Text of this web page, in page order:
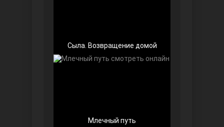
Беззащитные
Сыла. Возвращение домой
Млечный путь